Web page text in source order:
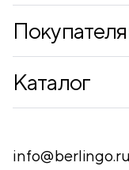
Контакты
Каталог
Письменные
info@berlingo.ru